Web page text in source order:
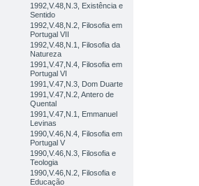
1992,V.48,N.3, Existência e
Sentido
1992,V.48,N.2, Filosofia em
Portugal VII
1992,V.48,N.1, Filosofia da
Natureza
1991,V.47,N.4, Filosofia em
Portugal VI
1991,V.47,N.3, Dom Duarte
1991,V.47,N.2, Antero de
Quental
1991,V.47,N.1, Emmanuel
Levinas
1990,V.46,N.4, Filosofia em
Portugal V
1990,V.46,N.3, Filosofia e
Teologia
1990,V.46,N.2, Filosofia e
Educação